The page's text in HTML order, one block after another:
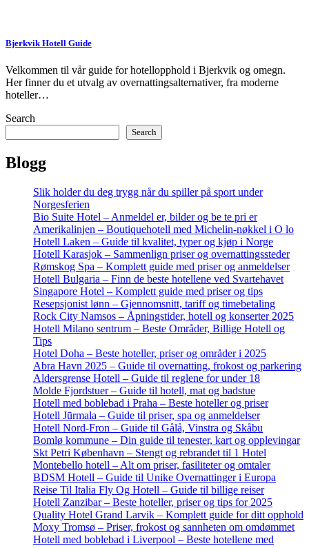
Bjerkvik Hotell Guide
Velkommen til vår guide for hotellopphold i Bjerkvik og omegn.
Her finner du et utvalg av overnattingsalternativer, fra moderne
hoteller…
Search
Search
Blogg
Slik holder du deg trygg når du spiller på sport under
Norgesferien
Bio Suite Hotel – Anmeldel er, bilder og be te pri er
Amerikalinjen – Boutiquehotell med Michelin-nøkkel i O lo
Hotell Laken – Guide til kvalitet, typer og kjøp i Norge
Hotell Karasjok – Sammenlign priser og overnattingssteder
Rømskog Spa – Komplett guide med priser og anmeldelser
Hotell Bulgaria – Finn de beste hotellene ved Svartehavet
Singapore Hotel – Komplett guide med priser og tips
Resepsjonist lønn – Gjennomsnitt, tariff og timebetaling
Rock City Namsos – Åpningstider, hotell og konserter 2025
Hotell Milano sentrum – Beste Områder, Billige Hotell og
Tips
Hotel Doha – Beste hoteller, priser og områder i 2025
Abra Havn 2025 – Guide til overnatting, frokost og parkering
Aldersgrense Hotell – Guide til reglene for under 18
Molde Fjordstuer – Guide til hotell, mat og badstue
Hotell med boblebad i Praha – Beste hoteller og priser
Hotell Jūrmala – Guide til priser, spa og anmeldelser
Hotell Nord-Fron – Guide til Gålå, Vinstra og Skåbu
Bomlø kommune – Din guide til tenester, kart og opplevingar
Skt Petri København – Stengt og rebrandet til 1 Hotel
Montebello hotell – Alt om priser, fasiliteter og omtaler
BDSM Hotell – Guide til Unike Overnattinger i Europa
Reise Til Italia Fly Og Hotell – Guide til billige reiser
Hotell Zanzibar – Beste hoteller, priser og tips for 2025
Quality Hotel Grand Larvik – Komplett guide for ditt opphold
Moxy Tromsø – Priser, frokost og sannheten om omdømmet
Hotell med boblebad i Liverpool – Beste hotellene med